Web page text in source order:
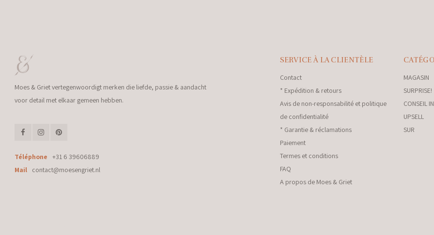
Moes & Griet vertegenwoordigt merken die liefde, passie & aandacht
voor detail met elkaar gemeen hebben.
Téléphone
+31 6 39606889
Mail
contact@moesengriet.nl
SERVICE À LA CLIENTÈLE
Contact
* Expédition & retours
Avis de non-responsabilité et politique
de confidentialité
* Garantie & réclamations
Paiement
Termes et conditions
FAQ
A propos de Moes & Griet
MAGASIN
SURPRISE!
CONSEIL
UPSELL
SUR